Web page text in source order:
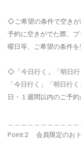
◇ご希望の条件で空き
予約に空きがでた際、
曜日等、ご希望の条件
◇「今日行く」「明日
「今日行く」「明日行
日・１週間以内のご予
Point２ 会員限定のお